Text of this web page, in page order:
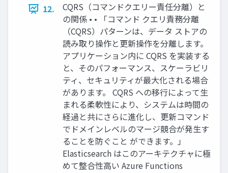
12.
CQRS（コマンドクエリー責任分離）と
の関係 • • 「コマンド クエリ責務分離
（CQRS）パターンは、データ ストアの
読み取り操作と更新操作を分離します。
アプリケーション内に CQRS を実装する
と、そのパフォーマンス、スケーラビリ
ティ、セキュリティが最⼤化される場合
があります。 CQRS への移⾏によって⽣
まれる柔軟性により、システムは時間の
経過と共にさらに進化し、更新コマンド
でドメインレベルのマージ競合が発⽣す
ることを防ぐこと ができます。」
Elasticsearch はこのアーキテクチャに極
めて整合性⾼い Azure Functions